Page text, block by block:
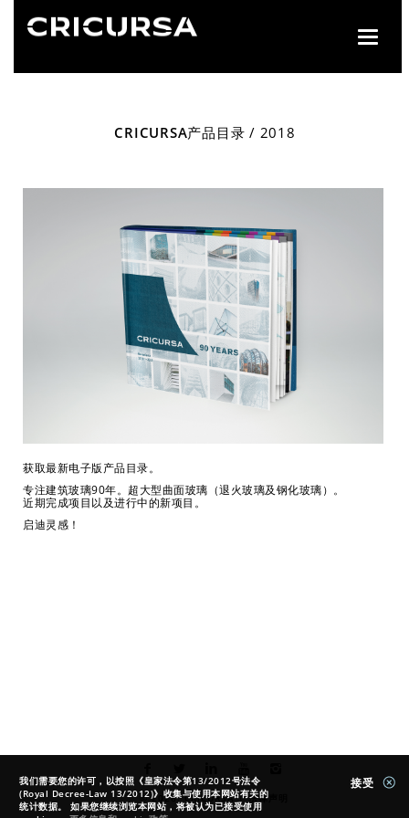
接受
我们需要您的许可，以按照《皇家法令第13/2012号法令
(Royal Decree-Law 13/2012)》收集与使用本网站有关的
统计数据。 如果您继续浏览本网站，将被认为已接受使用
Toggle
CRICURSA产品目录 / 2018
获取最新电子版产品目录。
专注建筑玻璃90年。超大型曲面玻璃（退火玻璃及钢化玻璃）。
近期完成项目以及进行中的新项目。
启迪灵感！
© 2026. CRICURSA |法律声明